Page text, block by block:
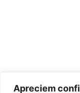
Apreciem